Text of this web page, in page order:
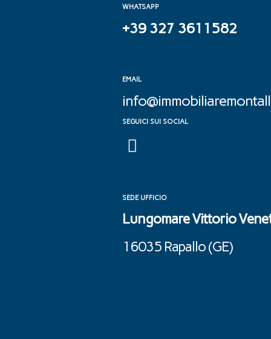
WHATSAPP
+39 327 3611582
EMAIL
SEGUICI SUI SOCIAL
SEDE UFFICIO
Lungomare Vittorio
16035 Rapallo (GE) ‎